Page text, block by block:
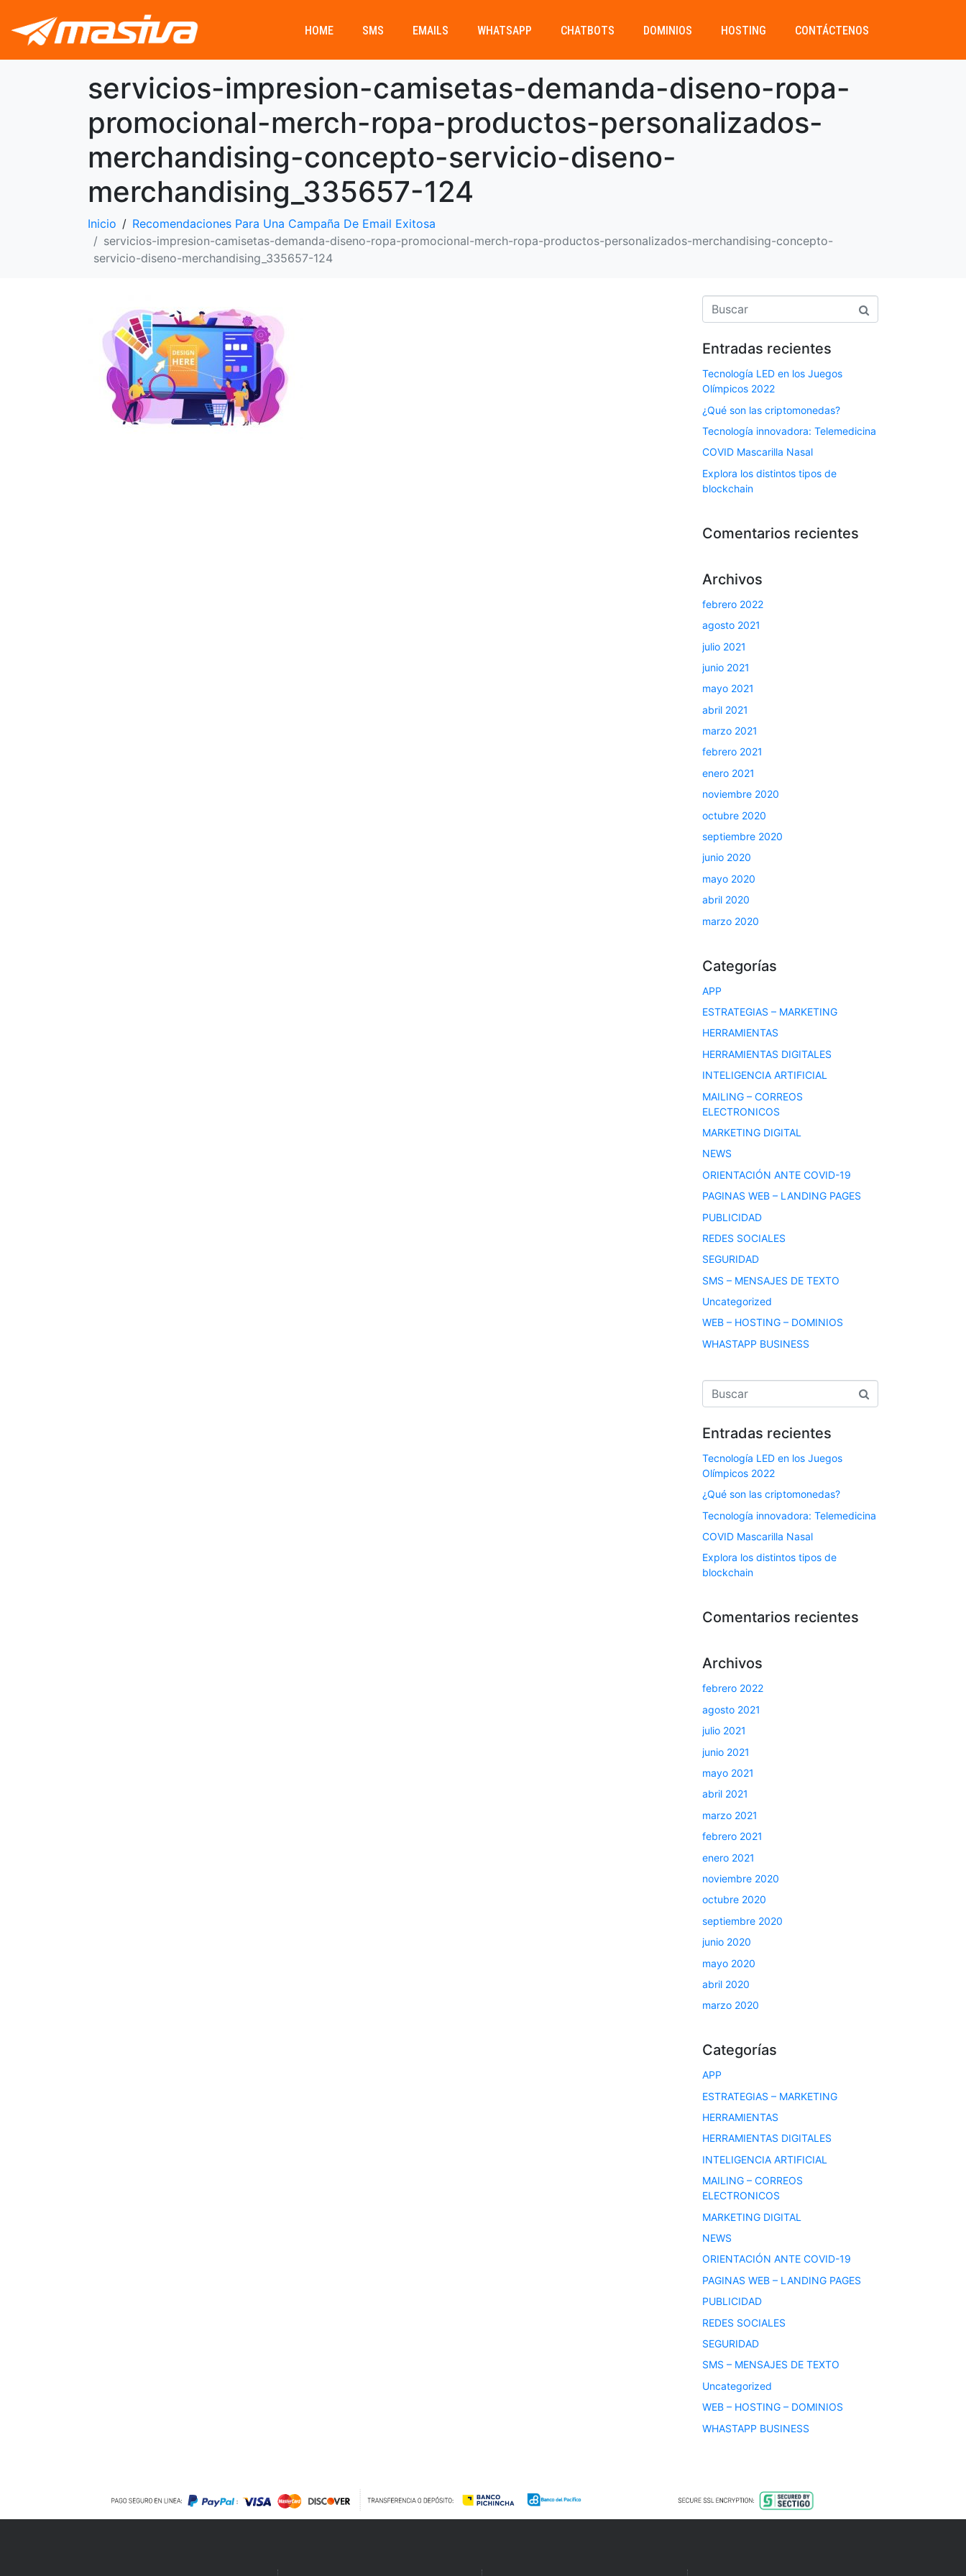
HOME SMS EMAILS WHATSAPP CHATBOTS DOMINIOS HOSTING CONTÁCTENOS
servicios-impresion-camisetas-demanda-diseno-ropa-
promocional-merch-ropa-productos-personalizados-
merchandising-concepto-servicio-diseno-
merchandising_335657-124
Inicio
Recomendaciones Para Una Campaña De Email Exitosa
servicios-impresion-camisetas-demanda-diseno-ropa-promocional-merch-ropa-productos-personalizados-merchandising-concepto-
servicio-diseno-merchandising_335657-124
Entradas recientes
Tecnología LED en los Juegos
Olímpicos 2022
¿Qué son las criptomonedas?
Tecnología innovadora: Telemedicina
COVID Mascarilla Nasal
Explora los distintos tipos de
blockchain
Comentarios recientes
Archivos
febrero 2022
agosto 2021
julio 2021
junio 2021
mayo 2021
abril 2021
marzo 2021
febrero 2021
enero 2021
noviembre 2020
octubre 2020
septiembre 2020
junio 2020
mayo 2020
abril 2020
marzo 2020
Categorías
APP
ESTRATEGIAS – MARKETING
HERRAMIENTAS
HERRAMIENTAS DIGITALES
INTELIGENCIA ARTIFICIAL
MAILING – CORREOS
ELECTRONICOS
MARKETING DIGITAL
NEWS
ORIENTACIÓN ANTE COVID-19
PAGINAS WEB – LANDING PAGES
PUBLICIDAD
REDES SOCIALES
SEGURIDAD
SMS – MENSAJES DE TEXTO
Uncategorized
WEB – HOSTING – DOMINIOS
WHASTAPP BUSINESS
Entradas recientes
Tecnología LED en los Juegos
Olímpicos 2022
¿Qué son las criptomonedas?
Tecnología innovadora: Telemedicina
COVID Mascarilla Nasal
Explora los distintos tipos de
blockchain
Comentarios recientes
Archivos
febrero 2022
agosto 2021
julio 2021
junio 2021
mayo 2021
abril 2021
marzo 2021
febrero 2021
enero 2021
noviembre 2020
octubre 2020
septiembre 2020
junio 2020
mayo 2020
abril 2020
marzo 2020
Categorías
APP
ESTRATEGIAS – MARKETING
HERRAMIENTAS
HERRAMIENTAS DIGITALES
INTELIGENCIA ARTIFICIAL
MAILING – CORREOS
ELECTRONICOS
MARKETING DIGITAL
NEWS
ORIENTACIÓN ANTE COVID-19
PAGINAS WEB – LANDING PAGES
PUBLICIDAD
REDES SOCIALES
SEGURIDAD
SMS – MENSAJES DE TEXTO
Uncategorized
WEB – HOSTING – DOMINIOS
WHASTAPP BUSINESS